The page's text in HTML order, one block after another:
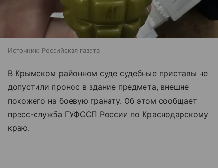
Источник: Российская газета
В Крымском районном суде судебные приставы не
допустили пронос в здание предмета, внешне
похожего на боевую гранату. Об этом сообщает
пресс-служба ГУФССП России по Краснодарскому
краю.